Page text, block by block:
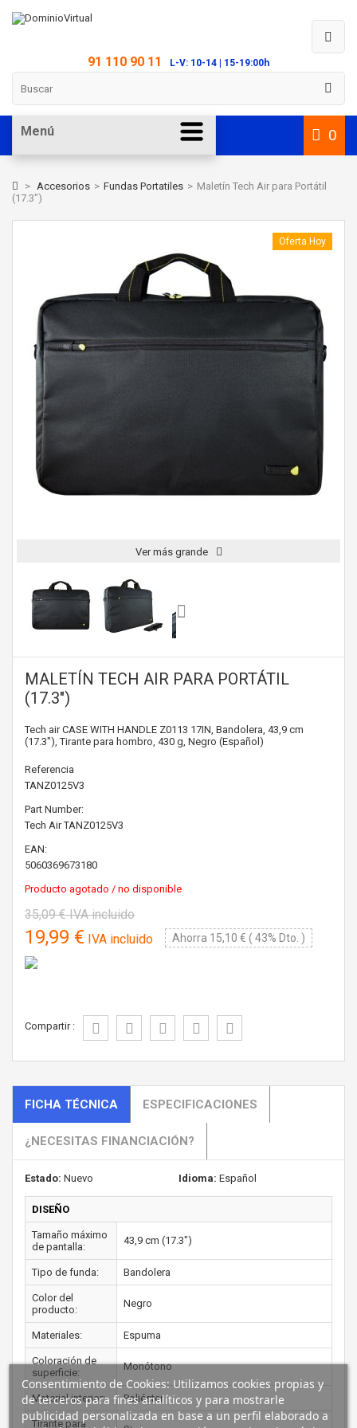
91 110 90 11 L-V: 10-14 | 15-19:00h
0
Menú
> Accesorios > Fundas Portatiles > Maletín Tech Air para Portátil
(17.3")
Oferta Hoy
Ver más grande
MALETÍN TECH AIR PARA PORTÁTIL
(17.3")
Tech air CASE WITH HANDLE Z0113 17IN, Bandolera, 43,9 cm
(17.3"), Tirante para hombro, 430 g, Negro (Español)
Referencia
TANZ0125V3
Part Number:
Tech Air TANZ0125V3
EAN:
5060369673180
Producto agotado / no disponible
35,09 €IVA incluido
19,99 € IVA incluido Ahorra 15,10 € ( 43% Dto. )
Compartir :
FICHA TÉCNICA ESPECIFICACIONES
¿NECESITAS FINANCIACIÓN?
Estado: Nuevo Idioma: Español
DISEÑO
Tamaño máximo
de pantalla:
43,9 cm (17.3")
Tipo de funda: Bandolera
Color del
producto:
Negro
Materiales: Espuma
Coloración de
superficie:
Monótono
Material interior: Poliéster
Tirante para
Consentimiento de Cookies: Utilizamos cookies propias y
de terceros para fines analíticos y para mostrarle
publicidad personalizada en base a un perfil elaborado a